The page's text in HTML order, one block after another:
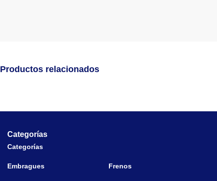
Productos relacionados
Categorías
Categorías
Embragues Frenos